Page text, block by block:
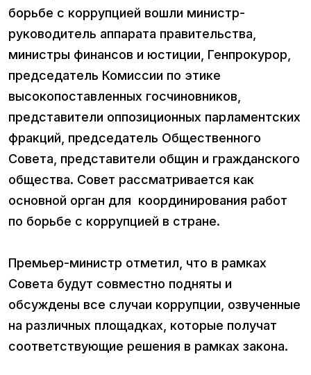
борьбе с коррупцией вошли министр-
руководитель аппарата правительства,
министры финансов и юстиции, Генпрокурор,
председатель Комиссии по этике
высокопоставленных госчиновников,
представители оппозиционных парламентских
фракций, председатель Общественного
Совета, представители общин и гражданского
общества. Совет рассматривается как
основной орган для координирования работ
по борьбе с коррупцией в стране.
Премьер-министр отметил, что в рамках
Совета будут совместно подняты и
обсуждены все случаи коррупции, озвученные
на различных площадках, которые получат
соответствующие решения в рамках закона.